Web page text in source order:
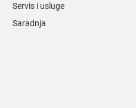
Servis i usluge
Saradnja